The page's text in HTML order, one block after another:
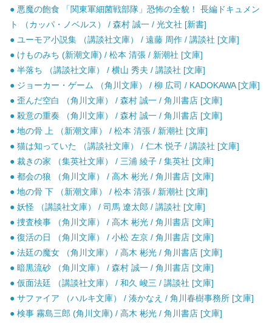
● 悪魔の飽食 「関東軍細菌戦部隊」恐怖の全貌！ 長編ドキュメン
ト （カッパ・ノベルス） / 森村 誠一 / 光文社 [新書]
● ユーモア小説集 （講談社文庫） / 遠藤 周作 / 講談社 [文庫]
● けものみち (新潮文庫) / 松本 清張 / 新潮社 [文庫]
● 半落ち （講談社文庫） / 横山 秀夫 / 講談社 [文庫]
● ジョーカー・ゲーム （角川文庫） / 柳 広司 / KADOKAWA [文庫]
● 歪んだ空白 （角川文庫） / 森村 誠一 / 角川書店 [文庫]
● 殺意の重奏 （角川文庫） / 森村 誠一 / 角川書店 [文庫]
● 地の骨 上 （新潮文庫） / 松本 清張 / 新潮社 [文庫]
● 猫は知っていた （講談社文庫） / 仁木 悦子 / 講談社 [文庫]
● 裁きの家 （集英社文庫） / 三浦 綾子 / 集英社 [文庫]
● 都会の狼 （角川文庫） / 高木 彬光 / 角川書店 [文庫]
● 地の骨 下 （新潮文庫） / 松本 清張 / 新潮社 [文庫]
● 妖怪 （講談社文庫） / 司馬 遼太郎 / 講談社 [文庫]
● 捜査検事 （角川文庫） / 高木 彬光 / 角川書店 [文庫]
● 復活の日 （角川文庫） / 小松 左京 / 角川書店 [文庫]
● 法廷の魔女 （角川文庫） / 高木 彬光 / 角川書店 [文庫]
● 暗黒流砂 （角川文庫） / 森村 誠一 / 角川書店 [文庫]
● 仮面法廷 （講談社文庫） / 和久 峻三 / 講談社 [文庫]
● サファイア （ハルキ文庫） / 湊かなえ / 角川春樹事務所 [文庫]
● 検事 霧島三郎 (角川文庫) / 高木 彬光 / 角川書店 [文庫]